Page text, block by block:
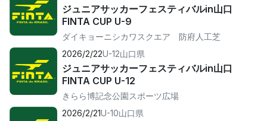
ジュニアサッカーフェスティバルin山口
FINTA CUP U-9
ダイキョーニシカワスクエア 防府人工芝
2026/2/22U-12山口県
ジュニアサッカーフェスティバルin山口
FINTA CUP U-12
きらら博記念公園スポーツ広場
2026/2/21U-10山口県